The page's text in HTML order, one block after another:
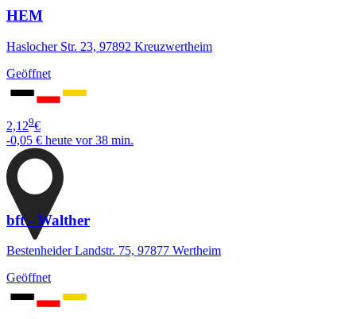
HEM
Haslocher Str. 23, 97892 Kreuzwertheim
Geöffnet
2,129€
-0,05 € heute vor 38 min.
bft - Walther
Bestenheider Landstr. 75, 97877 Wertheim
Geöffnet